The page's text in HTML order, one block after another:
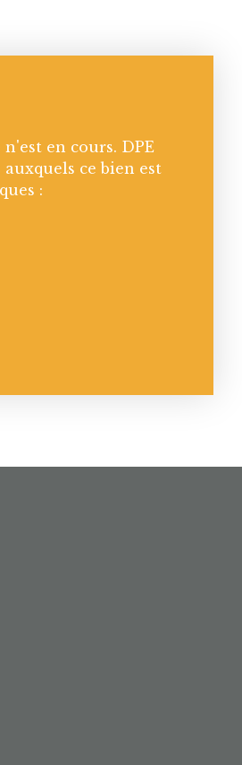
en cours. DPE
ce bien est
: